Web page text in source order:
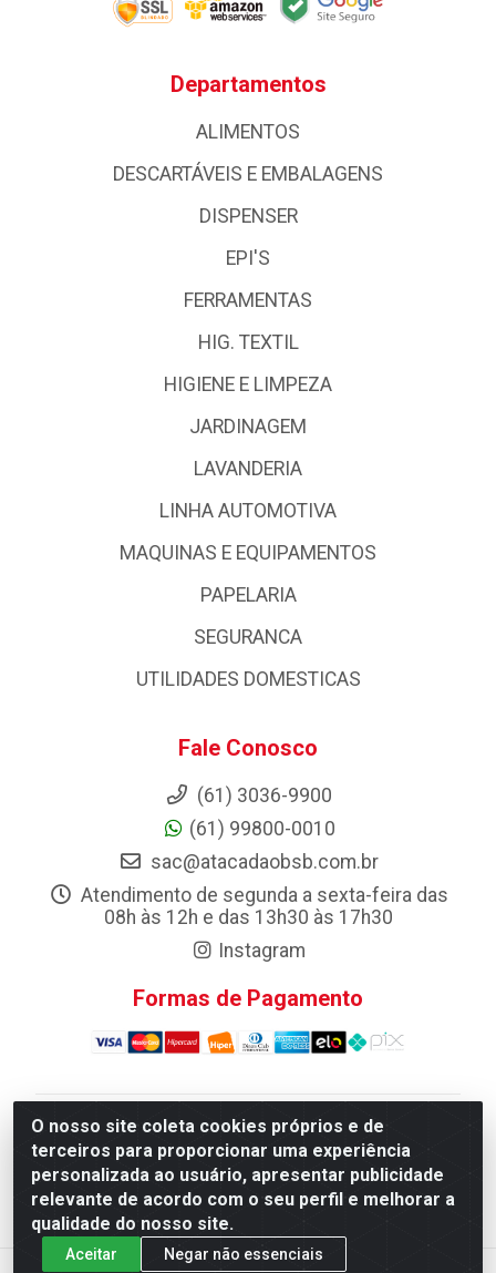
O nosso site coleta cookies próprios e de
terceiros para proporcionar uma experiência
personalizada ao usuário, apresentar publicidade
relevante de acordo com o seu perfil e melhorar a
qualidade do nosso site.
Aceitar Negar não essenciais
Departamentos
ALIMENTOS
DESCARTÁVEIS E EMBALAGENS
DISPENSER
EPI'S
FERRAMENTAS
HIG. TEXTIL
HIGIENE E LIMPEZA
JARDINAGEM
LAVANDERIA
LINHA AUTOMOTIVA
MAQUINAS E EQUIPAMENTOS
PAPELARIA
SEGURANCA
UTILIDADES DOMESTICAS
Fale Conosco
(61) 3036-9900
(61) 99800-0010
sac@atacadaobsb.com.br
Atendimento de segunda a sexta-feira das
08h às 12h e das 13h30 às 17h30
Instagram
Formas de Pagamento
Atacadao da Limpeza F. Pereira Queiroz Comercio e
Distribuicao LTDA - Quadra Qi 10 Lotes 39 e, 41 - Setor
Industrial (Taguatinga), Brasília/DF - CEP 72.135-100 -
CNPJ 13.184.675/0001-80